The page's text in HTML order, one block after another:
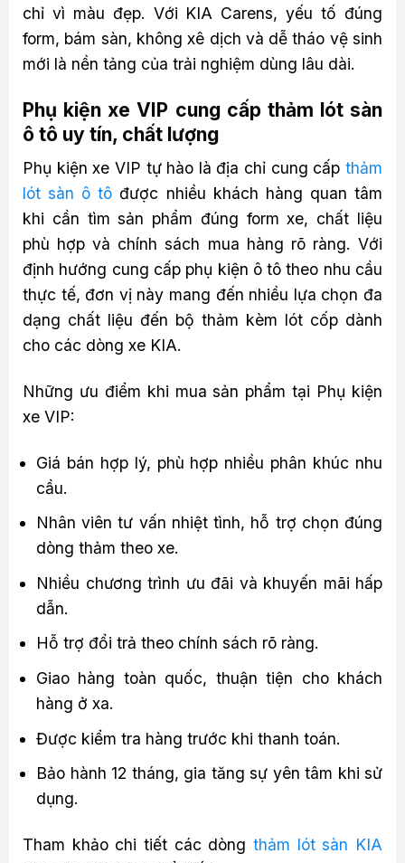
chỉ vì màu đẹp. Với KIA Carens, yếu tố đúng
form, bám sàn, không xê dịch và dễ tháo vệ sinh
mới là nền tảng của trải nghiệm dùng lâu dài.
Phụ kiện xe VIP cung cấp thảm lót sàn
ô tô uy tín, chất lượng
Phụ kiện xe VIP tự hào là địa chỉ cung cấp thảm
lót sàn ô tô được nhiều khách hàng quan tâm
khi cần tìm sản phẩm đúng form xe, chất liệu
phù hợp và chính sách mua hàng rõ ràng. Với
định hướng cung cấp phụ kiện ô tô theo nhu cầu
thực tế, đơn vị này mang đến nhiều lựa chọn đa
dạng chất liệu đến bộ thảm kèm lót cốp dành
cho các dòng xe KIA.
Những ưu điểm khi mua sản phẩm tại Phụ kiện
xe VIP:
Giá bán hợp lý, phù hợp nhiều phân khúc nhu
cầu.
Nhân viên tư vấn nhiệt tình, hỗ trợ chọn đúng
dòng thảm theo xe.
Nhiều chương trình ưu đãi và khuyến mãi hấp
dẫn.
Hỗ trợ đổi trả theo chính sách rõ ràng.
Giao hàng toàn quốc, thuận tiện cho khách
hàng ở xa.
Được kiểm tra hàng trước khi thanh toán.
Bảo hành 12 tháng, gia tăng sự yên tâm khi sử
dụng.
Tham khảo chi tiết các dòng thảm lót sàn KIA